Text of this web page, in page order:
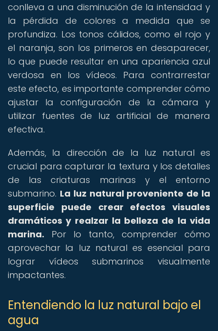
conlleva a una disminución de la intensidad y
la pérdida de colores a medida que se
profundiza. Los tonos cálidos, como el rojo y
el naranja, son los primeros en desaparecer,
lo que puede resultar en una apariencia azul
verdosa en los vídeos. Para contrarrestar
este efecto, es importante comprender cómo
ajustar la configuración de la cámara y
utilizar fuentes de luz artificial de manera
efectiva.
Además, la dirección de la luz natural es
crucial para capturar la textura y los detalles
de las criaturas marinas y el entorno
submarino. La luz natural proveniente de la
superficie puede crear efectos visuales
dramáticos y realzar la belleza de la vida
marina. Por lo tanto, comprender cómo
aprovechar la luz natural es esencial para
lograr vídeos submarinos visualmente
impactantes.
Entendiendo la luz natural bajo el
agua